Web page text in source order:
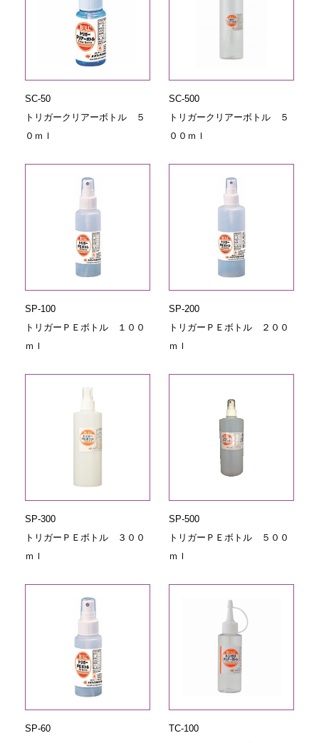
SC-50
トリガークリアーボトル ５
０ｍｌ
SC-500
トリガークリアーボトル ５
００ｍｌ
SP-100
トリガーＰＥボトル １００
ｍｌ
SP-200
トリガーＰＥボトル ２００
ｍｌ
SP-300
トリガーＰＥボトル ３００
ｍｌ
SP-500
トリガーＰＥボトル ５００
ｍｌ
SP-60
TC-100